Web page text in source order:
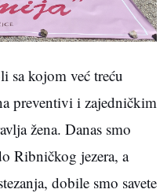
sa kojom već treću
preventivi i zajedničkim
žena. Danas smo
Ribničkog jezera, a
dobile smo savete